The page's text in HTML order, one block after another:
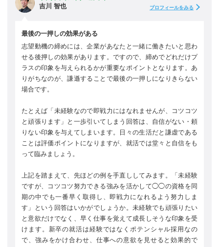
吉川 智也 プロフィールをみる
最後の一押しの効果がある
志望動機の締めには、企業があなたと一緒に働きたいと思わ
せる後押しの効果があります。ですので、締めでどれだけプ
ラスの印象を与えられるかが重要なポイントとなります。あ
りがちなのが、謙遜することで最後の一押しになりきらない
場合です。
たとえば「未経験なので即戦力にはなれませんが、コツコツ
と頑張ります」と一歩引いてしまう回答は、自信がない・頼
りない印象を与えてしまいます。日々の生活だと謙虚である
ことは評価ポイントになりますが、就活では堂々と自信をも
って臨みましょう。
上記を踏まえて、先ほどの例を手直ししてみます。「未経験
ですが、コツコツ努力できる強みを活かして◯◯の資格を同
期の中でも一番早く取得し、即戦力になれるよう努力しま
す」という回答はいかがでしょうか。未経験でも頑張りたい
と意欲だけでなく、早く仕事を覚えて成長しそうな印象を受
けます。新卒の就活は経験ではなくポテンシャル採用なの
で、強みをかけ合わせ、仕事への意欲を見せると効果的で